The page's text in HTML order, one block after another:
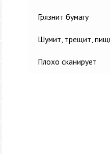
Грязнит бумагу
Шумит, трещит,
Плохо сканирует